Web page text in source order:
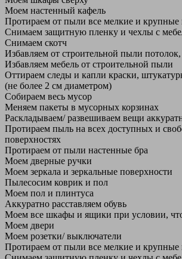
Моем настенный кафель
Протираем от пыли все мелкие и крупные
Снимаем защитную пленку и чехлы с
Снимаем скотч
Избавляем от строительной пыли
Избавляем мебель от строительной пыли
Оттираем следы и капли краски,
(не более 2 см диаметром)
Собираем весь мусор
Меняем пакеты в мусорных корзинах
Раскладываем/ развешиваем вещи
Протираем пыль на всех доступных и
поверхностях
Протираем от пыли настенные бра
Моем дверные ручки
Моем зеркала и зеркальные поверхности
Пылесосим коврик и пол
Моем пол и плинтуса
Аккуратно расставляем обувь
Моем все шкафы и ящики при условии,
Моем двери
Моем розетки/ выключатели
Протираем от пыли все мелкие и крупные